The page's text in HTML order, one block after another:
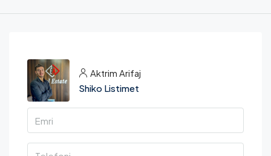
Aktrim Arifaj
Shiko Listimet